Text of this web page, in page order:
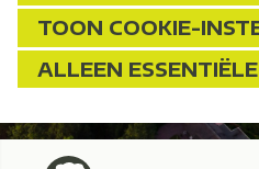
TOON COOKIE-
ALLEEN